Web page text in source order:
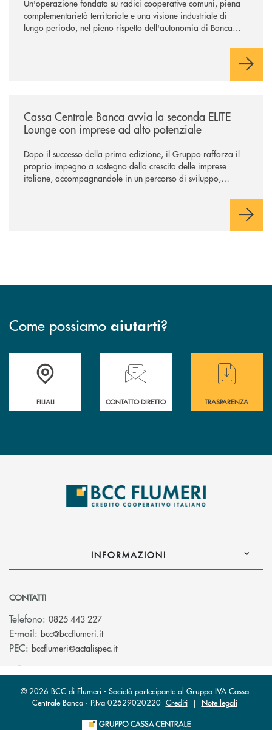
Un'operazione fondata su radici cooperative comuni, piena
complementarietà territoriale e una visione industriale di
lungo periodo, nel pieno rispetto dell'autonomia di Banca
negoziazione esclusiva per la finalizzazione dell’operazione.
Cassa Centrale Banca avvia la seconda ELITE
Lounge con imprese ad alto potenziale
Dopo il successo della prima edizione, il Gruppo rafforza il
proprio impegno a sostegno della crescita delle imprese
italiane, accompagnandole in un percorso di sviluppo,
Come possiamo aiutarti?
Trova la filiale più vicina a te
FILIALI
Hai bisogno di assistenza immediata ?
CONTATTO DIRETTO
Hai bisogno di
TRASPARENZA
INFORMAZIONI
CONTATTI
Telefono: 0825 443 227
E-mail: bcc@bccflumeri.it(si apre l’app di posta elettronica)
PEC: bccflumeri@actalispec.it(si apre l’app di posta elettronica)
© 2026 BCC di Flumeri - Società partecipante al Gruppo IVA Cassa
Centrale Banca · P.Iva 02529020220 Crediti| Note legali